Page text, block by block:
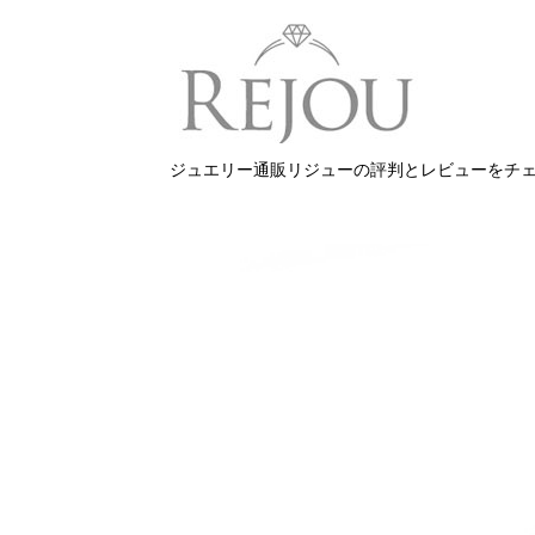
ジュエリー通販リジューの評判とレビューをチ